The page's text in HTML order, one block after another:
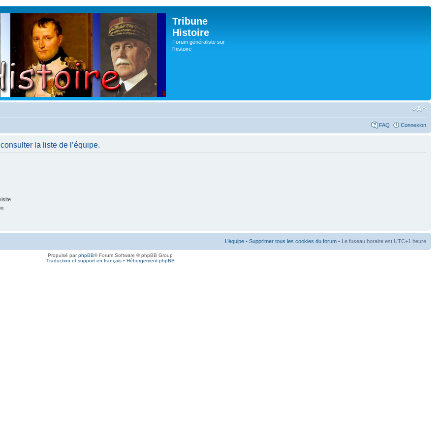
Tribune
Histoire
Forum généraliste sur
l'histoire
FAQ Connexion
la liste de l’équipe.
L’équipe • Supprimer tous les cookies du forum • Le fuseau horaire est UTC+1 heure
Propulsé parphpBB® Forum Software © phpBB Group
Traduction et support en français• Hébergement phpBB